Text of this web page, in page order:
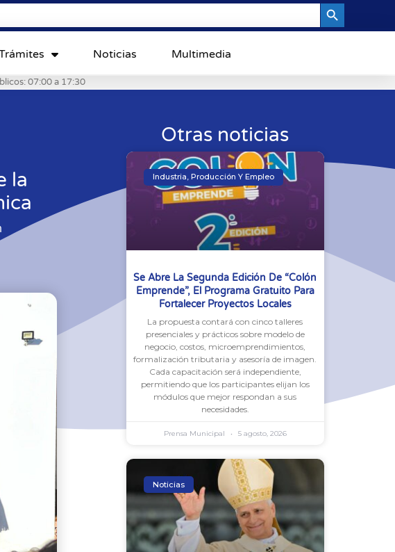
Noticias Multimedia
07:00 a 17:30
la
Otras noticias
Industria, Producción Y Empleo
Se Abre La Segunda Edición De “Colón
Emprende”, El Programa Gratuito Para
Fortalecer Proyectos Locales
La propuesta contará con cinco talleres
presenciales y prácticos sobre modelo de
negocio, costos, microemprendimientos,
formalización tributaria y asesoría de imagen.
Cada capacitación será independiente,
permitiendo que los participantes elijan los
módulos que mejor respondan a sus
necesidades.
Prensa Municipal 5 agosto, 2026
Noticias